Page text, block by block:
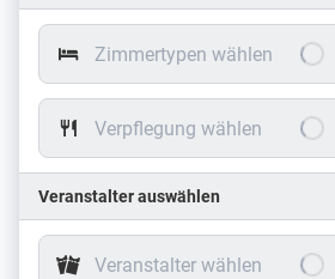
Zimmertypen wählen
Verpflegung wählen
Veranstalter auswählen
Veranstalter wählen